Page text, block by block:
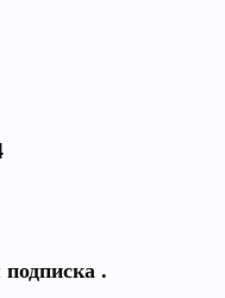
подписка .